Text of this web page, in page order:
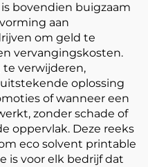
bovendien buigzaam
aan
om geld te
vervangingskosten.
te verwijderen,
oplossing
of wanneer een
zonder schade of
oppervlak. Deze reeks
eco solvent printable
is voor elk bedrijf dat